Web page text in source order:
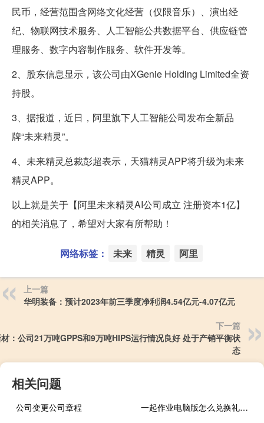
民币，经营范围含网络文化经营（仅限音乐）、演出经
纪、物联网技术服务、人工智能公共数据平台、供应链管
理服务、数字内容制作服务、软件开发等。
2、股东信息显示，该公司由XGenie Holding Limited全资
持股。
3、据报道，近日，阿里旗下人工智能公司发布全新品
牌“未来精灵”。
4、未来精灵总裁彭超表示，天猫精灵APP将升级为未来
精灵APP。
以上就是关于【阿里未来精灵AI公司成立 注册资本1亿】
的相关消息了，希望对大家有所帮助！
网络标签： 未来 精灵 阿里
上一篇
华明装备：预计2023年前三季度净利润4.54亿元-4.07亿元
下一篇
：公司21万吨GPPS和9万吨HIPS运行情况良好 处于产销平衡状
态
相关问题
公司变更公司章程
一起作业电脑版怎么兑换礼品（一起作业电脑版下载）